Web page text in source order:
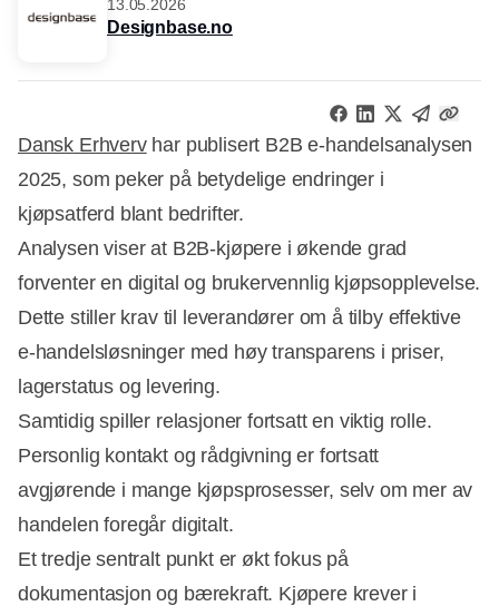
13.05.2026
Designbase.no
Dansk Erhvervhar publisert B2B e-handelsanalysen
2025, som peker på betydelige endringer i
kjøpsatferd blant bedrifter.
Analysen viser at B2B-kjøpere i økende grad
forventer en digital og brukervennlig kjøpsopplevelse.
Dette stiller krav til leverandører om å tilby effektive
e-handelsløsninger med høy transparens i priser,
lagerstatus og levering.
Samtidig spiller relasjoner fortsatt en viktig rolle.
Personlig kontakt og rådgivning er fortsatt
avgjørende i mange kjøpsprosesser, selv om mer av
handelen foregår digitalt.
Et tredje sentralt punkt er økt fokus på
dokumentasjon og bærekraft. Kjøpere krever i